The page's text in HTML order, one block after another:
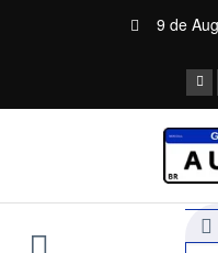
9 de